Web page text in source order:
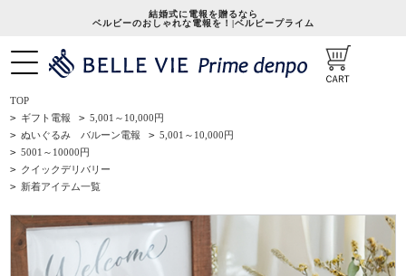
結婚式に電報を贈るなら
ベルビーのおしゃれな電報を！|ベルビープライム
TOP
> ギフト電報 > 5,001～10,000円
> ぬいぐるみ バルーン電報 > 5,001～10,000円
> 5001～10000円
> クイックデリバリー
> 新着アイテム一覧